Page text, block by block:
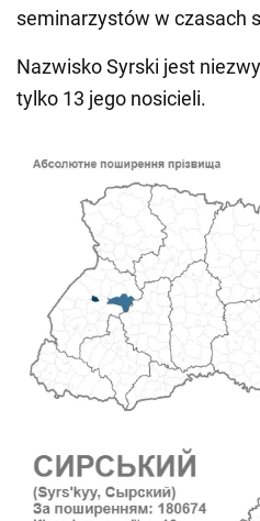
seminarzystów w czasach
Nazwisko Syrski jest
tylko 13 jego nosicieli.